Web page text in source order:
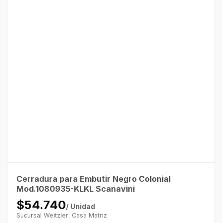
Cerradura para Embutir Negro Colonial
Mod.1080935-KLKL Scanavini
$54.740/ Unidad
Sucursal Weitzler: Casa Matriz